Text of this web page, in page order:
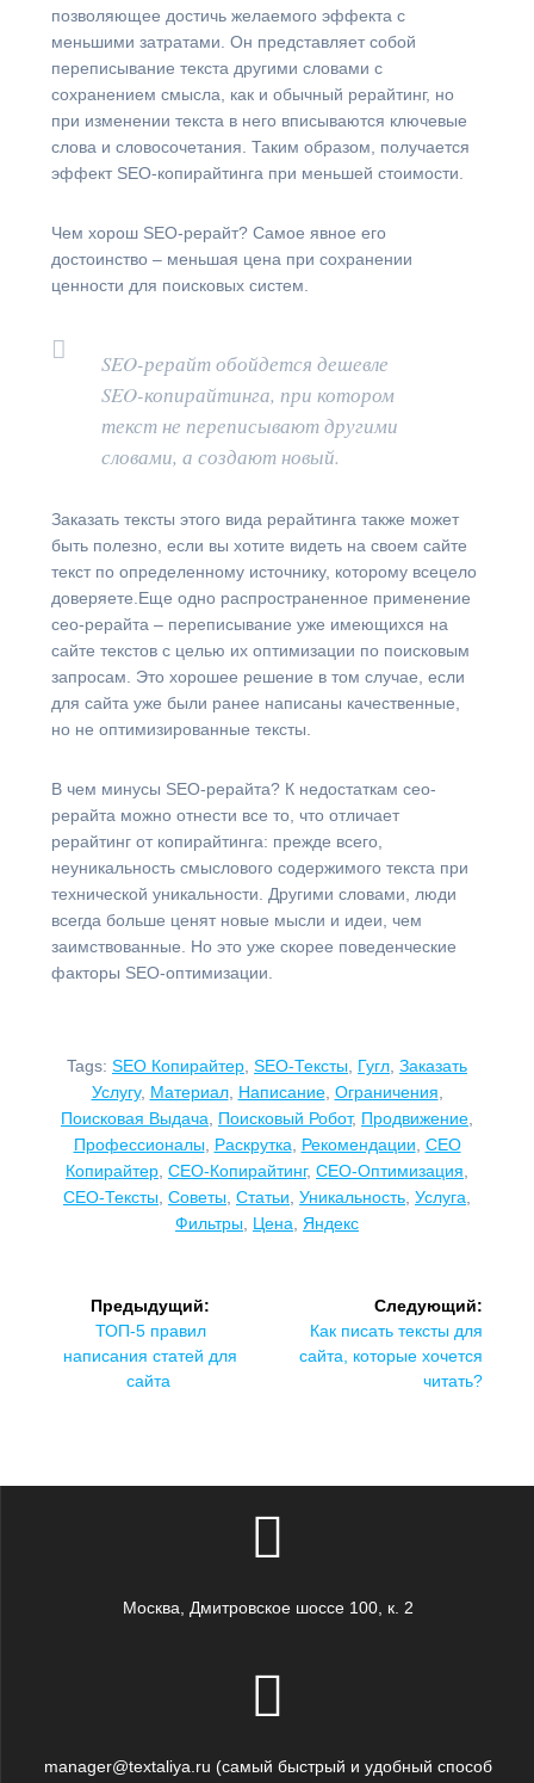
позволяющее достичь желаемого эффекта с
меньшими затратами. Он представляет собой
переписывание текста другими словами с
сохранением смысла, как и обычный рерайтинг, но
при изменении текста в него вписываются ключевые
слова и словосочетания. Таким образом, получается
эффект SEO-копирайтинга при меньшей стоимости.
Чем хорош SEO-рерайт? Самое явное его
достоинство – меньшая цена при сохранении
ценности для поисковых систем.
SEO-рерайт обойдется дешевле
SEO-копирайтинга, при котором
текст не переписывают другими
словами, а создают новый.
Заказать тексты этого вида рерайтинга также может
быть полезно, если вы хотите видеть на своем сайте
текст по определенному источнику, которому всецело
доверяете.Еще одно распространенное применение
сео-рерайта – переписывание уже имеющихся на
сайте текстов с целью их оптимизации по поисковым
запросам. Это хорошее решение в том случае, если
для сайта уже были ранее написаны качественные,
но не оптимизированные тексты.
В чем минусы SEO-рерайта? К недостаткам сео-
рерайта можно отнести все то, что отличает
рерайтинг от копирайтинга: прежде всего,
неуникальность смыслового содержимого текста при
технической уникальности. Другими словами, люди
всегда больше ценят новые мысли и идеи, чем
заимствованные. Но это уже скорее поведенческие
факторы SEO-оптимизации.
Tags: SEO Копирайтер SEO-Тексты Гугл Заказать
Услугу, Материал, Написание, Ограничения
Поисковая Выдача
Поисковый Робот, Продвижение
Профессионалы, Раскрутка Рекомендации СЕО
Копирайтер СЕО-Копирайтинг, СЕО-Оптимизация
СЕО-Тексты Советы Статьи Уникальность Услуга
Фильтры Цена Яндекс
Навигация
по
записям
Предыдущий:
Предыдущая
запись:
ТОП-5 правил
написания статей для
сайта
Следующий:
Следующая
запись:
Как писать тексты для
сайта, которые хочется
читать?
Москва, Дмитровское шоссе 100, к. 2
manager@textaliya.ru (самый быстрый и удобный способ